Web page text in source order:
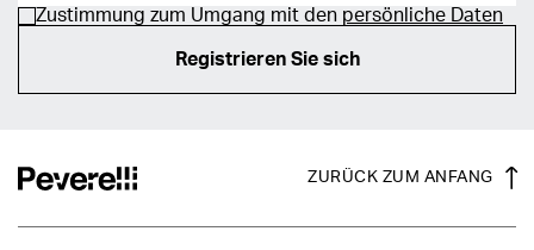
Zustimmung zum Umgang mit den persönliche Daten
Registrieren Sie sich
ZURÜCK ZUM ANFANG